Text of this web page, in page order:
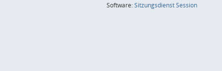
Software:SitzungsdienstSession(Wird in